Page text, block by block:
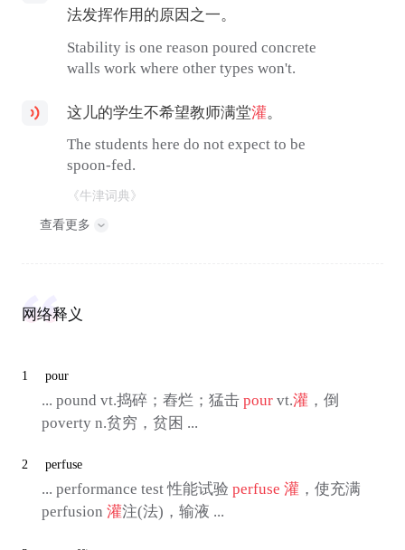
法发挥作用的原因之一。
Stability is one reason poured concrete
walls work where other types won't.
这儿的学生不希望教师满堂灌。
The students here do not expect to be
spoon-fed.
《牛津词典》
查看更多
网络释义
1 pour
... pound vt.捣碎；舂烂；猛击 pourvt.灌，倒
poverty n.贫穷，贫困 ...
2 perfuse
... performance test 性能试验 perfuse 灌 ，使充满
perfusion 灌注(法)，输液 ...